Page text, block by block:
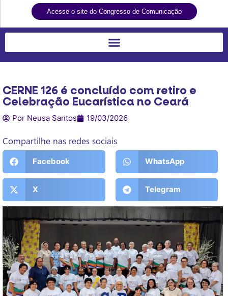
Acesse o site do Congresso de Comunicação
CERNE 126 é concluído com retiro e
Celebração Eucarística no Ceará
Por Neusa Santos 19/03/2026
Compartilhe nas redes sociais
Facebook WhatsApp
X Telegram